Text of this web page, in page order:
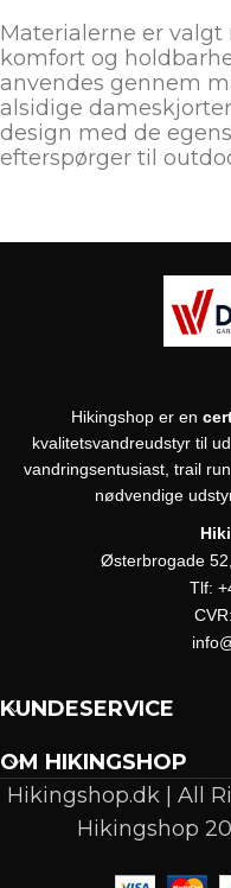
Materialerne er valgt
komfort og
anvendes gennem
alsidige
design med de
efterspørger til
Hikingshop er en
kvalitetsvandreudstyr til
vandringsentusiast, trail
nødvendige
Østerbrogade
Tlf:
CVR:
KUNDESERVICE
OM HIKINGSHOP
Hikingshop.dk | All
Hikingshop